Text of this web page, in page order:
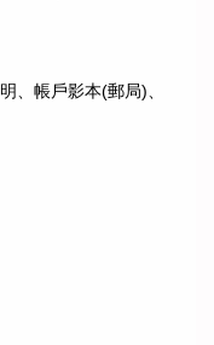
、帳戶影本(郵局)、